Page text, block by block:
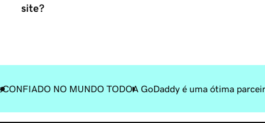
site?
CONFIADO NO MUNDO TODOA GoDaddy é uma ótima